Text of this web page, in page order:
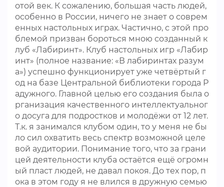
отой век. К сожалению, большая часть людей,
особенно в России, ничего не знает о соврем
енных настольных играх. Частично, с этой про
блемой призван бороться мною созданный к
луб «Лабиринт». Клуб настольных игр «Лабир
инт» (полное название: «В лабиринтах разум
а») успешно функционирует уже четвёртый г
од на базе Центральной библиотеки города Р
адужного. Главной целью его создания была о
рганизация качественного интеллектуальног
о досуга для подростков и молодёжи от 12 лет.
Т.к. я занимался клубом один, то у меня не бы
ло сил охватить весь спектр возможной целе
вой аудитории. Понимание того, что за грани
цей деятельности клуба остаётся ещё огромн
ый пласт людей, не давал покоя. До тех пор, п
ока в этом году я не влился в дружную семью